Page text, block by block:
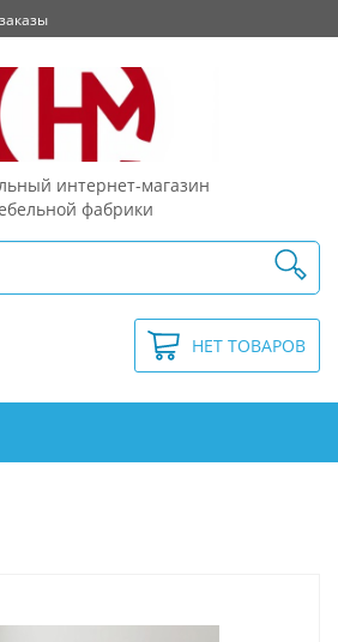
интернет-магазин
фабрики
НЕТ ТОВАРОВ